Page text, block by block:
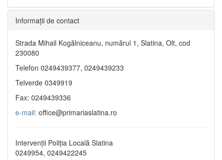
Informaţii de contact
Strada Mihail Kogălniceanu, numărul 1, Slatina, Olt, cod
230080
Telefon 0249439377, 0249439233
Telverde 0349919
Fax: 0249439336
e-mail: office@primariaslatina.ro
Intervenții Poliția Locală Slatina
0249954, 0249422245